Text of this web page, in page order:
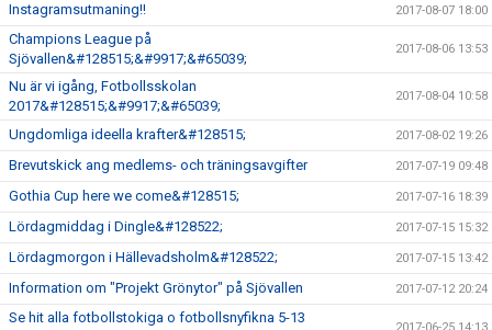
Instagramsutmaning!! 2017-08-07 18:00
Champions League på
Sjövallen&#128515;&#9917;&#65039;
2017-08-06 13:53
Nu är vi igång, Fotbollsskolan
2017&#128515;&#9917;&#65039;
2017-08-04 10:58
Ungdomliga ideella krafter&#128515; 2017-08-02 19:26
Brevutskick ang medlems- och träningsavgifter 2017-07-19 09:48
Gothia Cup here we come&#128515; 2017-07-16 18:39
Lördagmiddag i Dingle&#128522; 2017-07-15 15:32
Lördagmorgon i Hällevadsholm&#128522; 2017-07-15 13:42
Information om "Projekt Grönytor" på Sjövallen 2017-07-12 20:24
Se hit alla fotbollstokiga o fotbollsnyfikna 5-13